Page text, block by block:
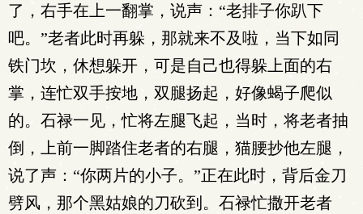
了，右手在上一翻掌，说声：“老排子你趴下
吧。”老者此时再躲，那就来不及啦，当下如同
铁门坎，休想躲开，可是自己也得躲上面的右
掌，连忙双手按地，双腿扬起，好像蝎子爬似
的。石禄一见，忙将左腿飞起，当时，将老者抽
倒，上前一脚踏住老者的右腿，猫腰抄他左腿，
说了声：“你两片的小子。”正在此时，背后金刀
劈风，那个黑姑娘的刀砍到。石禄忙撒开老者